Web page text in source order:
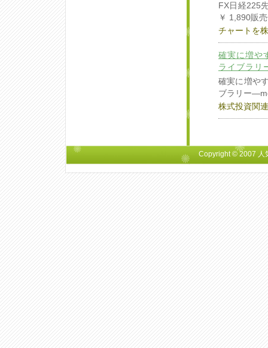
FX日経225
￥ 1,890販
チャートを
確実に増や
ライブラ
確実に増や
ブラリー
株式投資関
Copyright © 2007 人